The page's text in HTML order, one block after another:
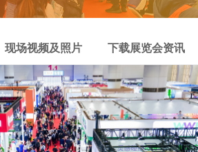
现场视频及照片 下载展览会资讯